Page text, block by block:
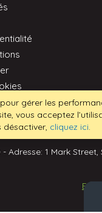
Adresse: 1 Mark
gérer les
vous acceptez
désactiver, cliquez ici.